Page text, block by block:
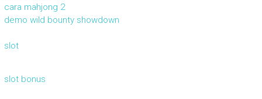
cara mahjong 2
demo wild bounty showdown
slot
slot bonus